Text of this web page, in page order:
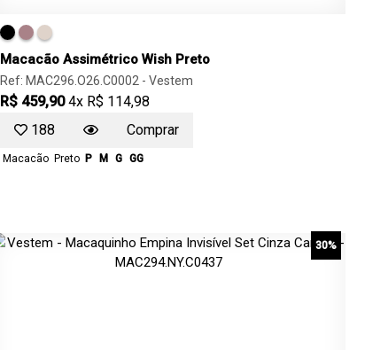
Macacão Assimétrico Wish Preto
Ref: MAC296.O26.C0002 - Vestem
R$ 459,90 4x R$ 114,98
188
Comprar
Macacão Preto P M G GG
30%